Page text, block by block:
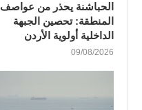
الحباشنة يحذر من عواصف
المنطقة: تحصين الجبهة
الداخلية أولوية الأردن
09/08/2026